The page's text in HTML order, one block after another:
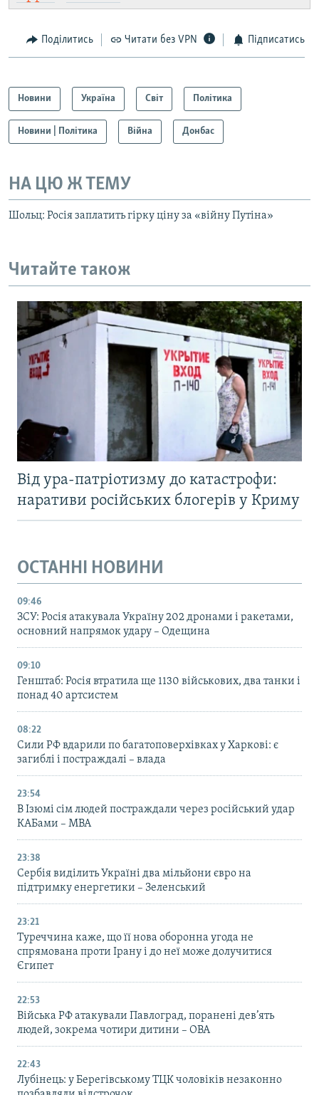
Поділитись Читати без VPN Підписатись
Новини Україна Світ Політика
Новини | Політика Війна Донбас
НА ЦЮ Ж ТЕМУ
Шольц: Росія заплатить гірку ціну за «війну Путіна»
Читайте також
Від ура-патріотизму до катастрофи:
наративи російських блогерів у Криму
ОСТАННІ НОВИНИ
09:46
ЗСУ: Росія атакувала Україну 202 дронами і ракетами,
основний напрямок удару – Одещина
09:10
Генштаб: Росія втратила ще 1130 військових, два танки і
понад 40 артсистем
08:22
Сили РФ вдарили по багатоповерхівках у Харкові: є
загиблі і постраждалі – влада
23:54
В Ізюмі сім людей постраждали через російський удар
КАБами – МВА
23:38
Сербія виділить Україні два мільйони євро на
підтримку енергетики – Зеленський
23:21
Туреччина каже, що її нова оборонна угода не
спрямована проти Ірану і до неї може долучитися
Єгипет
22:53
Війська РФ атакували Павлоград, поранені дев’ять
людей, зокрема чотири дитини – ОВА
22:43
Лубінець: у Берегівському ТЦК чоловіків незаконно